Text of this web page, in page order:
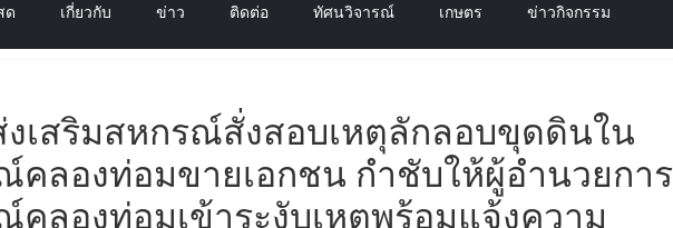
ด เกี่ยวกับ ข่าว ติดต่อ ทัศนวิจารณ์ เกษตร ข่าวกิจกรรม
เสริมสหกรณ์สั่งสอบเหตุลักลอบขุดดินใน
ลองท่อมขายเอกชน กำชับให้ผู้อำนวยการ
ลองท่อมเข้าระงับเหตุพร้อมแจ้งความ